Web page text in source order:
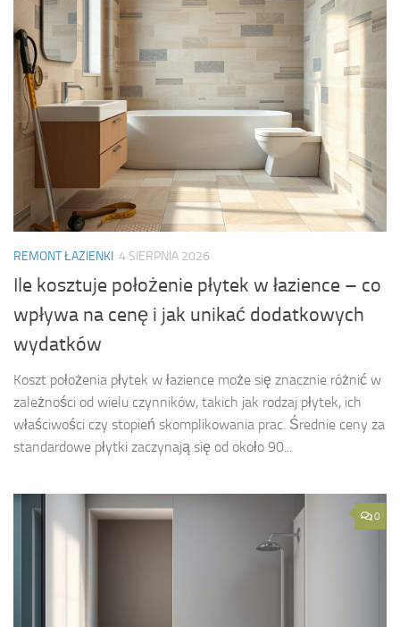
REMONT ŁAZIENKI 4 SIERPNIA 2026
Ile kosztuje położenie płytek w łazience – co
wpływa na cenę i jak unikać dodatkowych
wydatków
Koszt położenia płytek w łazience może się znacznie różnić w
zależności od wielu czynników, takich jak rodzaj płytek, ich
właściwości czy stopień skomplikowania prac. Średnie ceny za
standardowe płytki zaczynają się od około 90...
0